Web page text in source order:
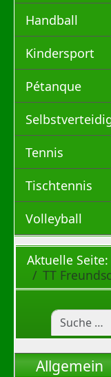
Handball
Kindersport
Pétanque
Tennis
Tischtennis
Volleyball
Aktuelle Seite:
TT
Allgemein